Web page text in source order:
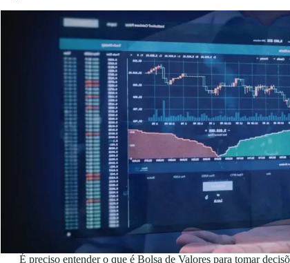
É preciso entender o que é Bolsa de Valores para tomar